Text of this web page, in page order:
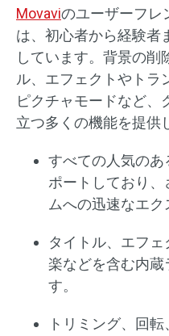
Movaviのユーザーフレ
は、初心者から経験者
しています。背景の削
ル、エフェクトやトラ
ピクチャモードなど、
立つ多くの機能を提供
すべての人気の
ポートしており
ムへの迅速なエク
タイトル、エフ
楽などを含む内蔵
す。
トリミング、回